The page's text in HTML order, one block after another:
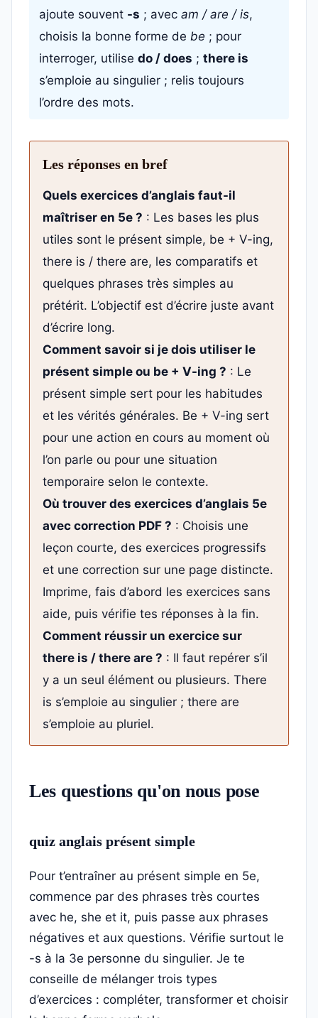
ajoute souvent -s ; avec am / are / is,
choisis la bonne forme de be ; pour
interroger, utilise do / does ; there is
s’emploie au singulier ; relis toujours
l’ordre des mots.
Les réponses en bref
Quels exercices d’anglais faut-il
maîtriser en 5e ? : Les bases les plus
utiles sont le présent simple, be + V-ing,
there is / there are, les comparatifs et
quelques phrases très simples au
prétérit. L’objectif est d’écrire juste avant
d’écrire long.
Comment savoir si je dois utiliser le
présent simple ou be + V-ing ? : Le
présent simple sert pour les habitudes
et les vérités générales. Be + V-ing sert
pour une action en cours au moment où
l’on parle ou pour une situation
temporaire selon le contexte.
Où trouver des exercices d’anglais 5e
avec correction PDF ? : Choisis une
leçon courte, des exercices progressifs
et une correction sur une page distincte.
Imprime, fais d’abord les exercices sans
aide, puis vérifie tes réponses à la fin.
Comment réussir un exercice sur
there is / there are ? : Il faut repérer s’il
y a un seul élément ou plusieurs. There
is s’emploie au singulier ; there are
s’emploie au pluriel.
Les questions qu'on nous pose
quiz anglais présent simple
Pour t’entraîner au présent simple en 5e,
commence par des phrases très courtes
avec he, she et it, puis passe aux phrases
négatives et aux questions. Vérifie surtout le
-s à la 3e personne du singulier. Je te
conseille de mélanger trois types
d’exercices : compléter, transformer et choisir